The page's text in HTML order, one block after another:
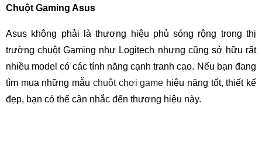
Chuột Gaming Asus
Asus không phải là thương hiệu phủ sóng rộng trong thị
trường chuột Gaming như Logitech nhưng cũng sở hữu rất
nhiều model có các tính năng cạnh tranh cao. Nếu bạn đang
tìm mua những mẫu chuột chơi game hiệu năng tốt, thiết kế
đẹp, bạn có thể cân nhắc đến thương hiệu này.